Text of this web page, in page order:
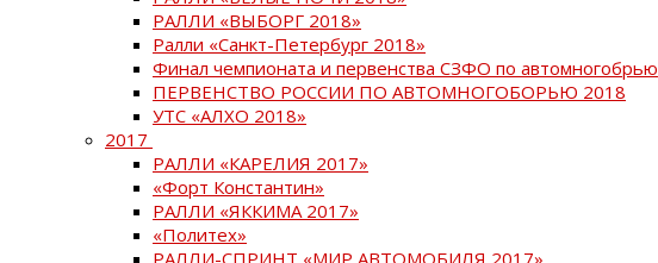
РАЛЛИ «ВЫБОРГ 2018»
Ралли «Санкт-Петербург 2018»
Финал чемпионата и первенства СЗФО по автомногобрью
ПЕРВЕНСТВО РОССИИ ПО АВТОМНОГОБОРЬЮ 2018
УТС «АЛХО 2018»
2017
РАЛЛИ «КАРЕЛИЯ 2017»
«Форт Константин»
РАЛЛИ «ЯККИМА 2017»
«Политех»
РАЛЛИ-СПРИНТ «МИР АВТОМОБИЛЯ 2017»